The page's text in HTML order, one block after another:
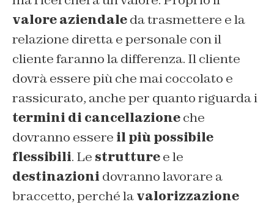
valore aziendaleda trasmettere e la
relazione diretta e personale con il
cliente faranno la differenza. Il cliente
dovrà essere più che mai coccolato e
rassicurato, anche per quanto riguarda i
termini di cancellazioneche
dovranno essere il più possibile
flessibili. Le strutturee le
destinazioni dovranno lavorare a
braccetto, perché lavalorizzazione